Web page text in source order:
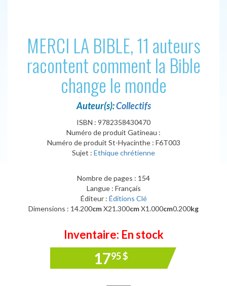
MERCI LA BIBLE, 11 auteurs
racontent comment la Bible
change le monde
Auteur(s):Collectifs
ISBN : 9782358430470
Numéro de produit Gatineau :
Numéro de produit St-Hyacinthe : F6T003
Sujet : Ethique chrétienne
Nombre de pages : 154
Langue : Français
Éditeur : Éditions Clé
Dimensions : 14.200cmX21.300cmX1.000cm0.200kg
Inventaire: En stock
1795$